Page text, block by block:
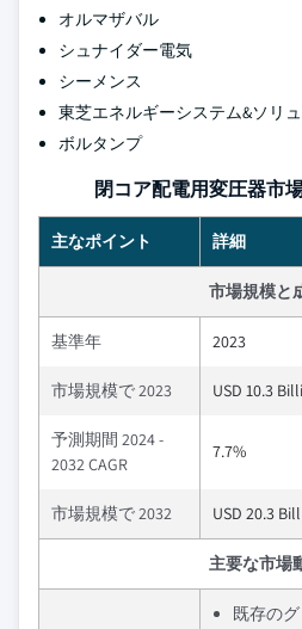
オルマザバル
シュナイダー電気
シーメンス
東芝エネルギーシステム&ソリ
ボルタンプ
閉コア配電用変圧器市
主なポイント 詳細
市場規模と
基準年 2023
市場規模で 2023 USD 10.3
予測期間 2024 -
2032 CAGR
7.7%
市場規模で 2032 USD 20.3
主要な市場
既存の